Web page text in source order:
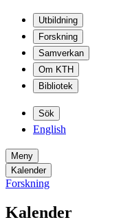
Utbildning
Forskning
Samverkan
Om KTH
Bibliotek
Sök
English
Meny
Kalender
Forskning
Kalender